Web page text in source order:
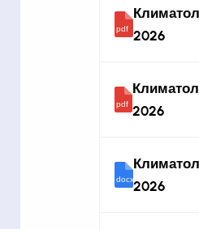
2026
2026
2026